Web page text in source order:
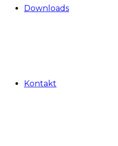
Downloads
Kontakt